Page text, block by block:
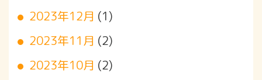
2023年12月 (1)
2023年11月 (2)
2023年10月 (2)